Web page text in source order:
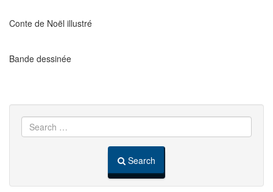
Conte de Noël illustré
Bande dessinée
Search